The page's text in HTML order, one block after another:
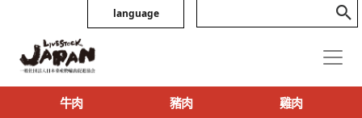
language
牛肉 豬肉
雞肉